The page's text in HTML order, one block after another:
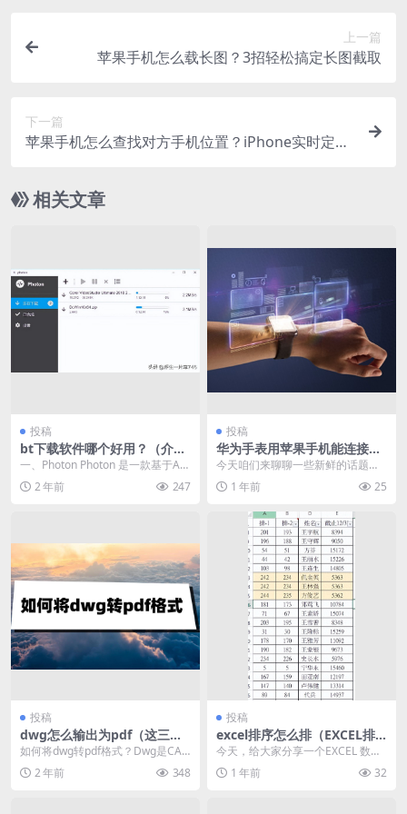
上一篇
苹果手机怎么载长图？3招轻松搞定长图截取
下一篇
苹果手机怎么查找对方手机位置？iPhone实时定位
相关文章
投稿
bt下载软件哪个好用？（介绍
两款下载工具）
一、Photon Photon 是一款基于Ari
a2 的轻量级免费开源下载软件，...
2 年前 247
投稿
华为手表用苹果手机能连接吗
（华为手表链接苹果手机指
今天咱们来聊聊一些新鲜的话题。
想象一下，你戴着一块设计精致、
功能全面的华为手表，...
1 年前 25
投稿
dwg怎么输出为pdf（这三个
方法或许能解决问题）
如何将dwg转pdf格式？Dwg是CAD
文件的一种格式，由于这种格式可
以保留CA...
2 年前 348
投稿
excel排序怎么排（EXCEL排
序技巧赶紧收藏）
今天，给大家分享一个EXCEL 数据
排序的一个小技巧，可以快速处理
数据排名次并可...
1 年前 32